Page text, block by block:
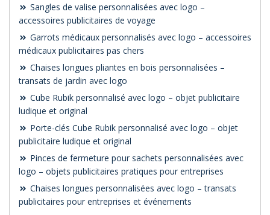
Sangles de valise personnalisées avec logo –
accessoires publicitaires de voyage
Garrots médicaux personnalisés avec logo – accessoires
médicaux publicitaires pas chers
Chaises longues pliantes en bois personnalisées –
transats de jardin avec logo
Cube Rubik personnalisé avec logo – objet publicitaire
ludique et original
Porte-clés Cube Rubik personnalisé avec logo – objet
publicitaire ludique et original
Pinces de fermeture pour sachets personnalisées avec
logo – objets publicitaires pratiques pour entreprises
Chaises longues personnalisées avec logo – transats
publicitaires pour entreprises et événements